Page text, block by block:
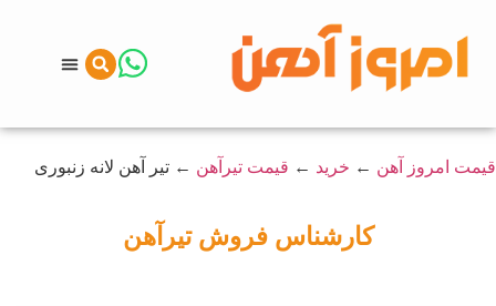
خرید←قیمت تیرآهن← تیر آهن لانه زنبوری
فروش تیرآهن